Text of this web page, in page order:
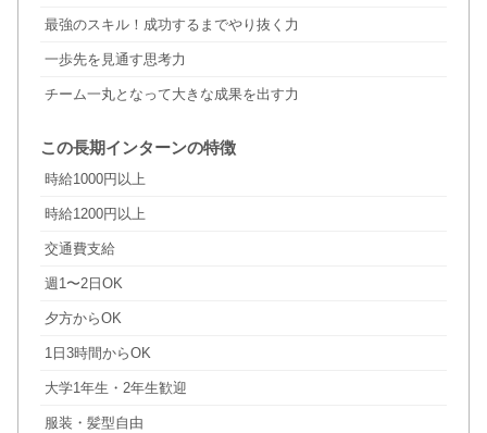
最強のスキル！成功するまでやり抜く力
一歩先を見通す思考力
チーム一丸となって大きな成果を出す力
この長期インターンの特徴
時給1000円以上
時給1200円以上
交通費支給
週1〜2日OK
夕方からOK
1日3時間からOK
大学1年生・2年生歓迎
服装・髪型自由